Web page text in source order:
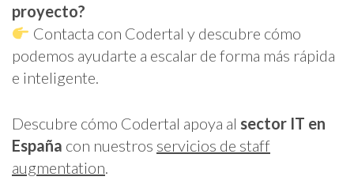
proyecto?
Contacta con Codertal y descubre cómo
podemos ayudarte a escalar de forma más rápida
e inteligente.
Descubre cómo Codertal apoya al sector IT en
España con nuestros servicios de staff
augmentation